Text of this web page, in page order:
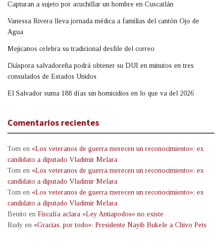
Capturan a sujeto por acuchillar un hombre en Cuscatlán
Vanessa Rivera lleva jornada médica a familias del cantón Ojo de
Agua
Mejicanos celebra su tradicional desfile del correo
Diáspora salvadoreña podrá obtener su DUI en minutos en tres
consulados de Estados Unidos
El Salvador suma 188 días sin homicidios en lo que va del 2026
Comentarios recientes
Tom en «Los veteranos de guerra merecen un reconocimiento»: ex
candidato a diputado Vladimir Melara
Tom en «Los veteranos de guerra merecen un reconocimiento»: ex
candidato a diputado Vladimir Melara
Tom en «Los veteranos de guerra merecen un reconocimiento»: ex
candidato a diputado Vladimir Melara
Benito en Fiscalía aclara «Ley Antiapodos» no existe
Rudy en «Gracias, por todo»: Presidente Nayib Bukele a Chivo Pets